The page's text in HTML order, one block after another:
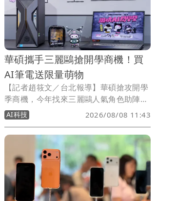
華碩攜手三麗鷗搶開學商機！買
AI筆電送限量萌物
【記者趙筱文／台北報導】華碩搶攻開學
季商機，今年找來三麗鷗人氣角色助陣，
首度攜手Hello Kitty、布丁狗與酷洛米推
出「潮玩AI開學祭」，三大角色不僅換上
限定潮流造型，還抱著迷你ASUS、TUF
Gaming筆電登場。即日起至9月30日購
買指定產品並完成登錄，可獲得限量聯名
絨毛玩偶吊飾，另有機會抽中長榮航空
Hello Kitty彩繪機台北－巴黎雙人來回機
票，價值約10萬元。
AI科技 2026/08/08 11:43